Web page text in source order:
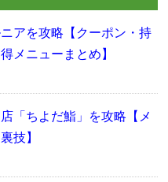
アを攻略【クーポン・持
メニューまとめ】
「ちよだ鮨」を攻略【メ
技】